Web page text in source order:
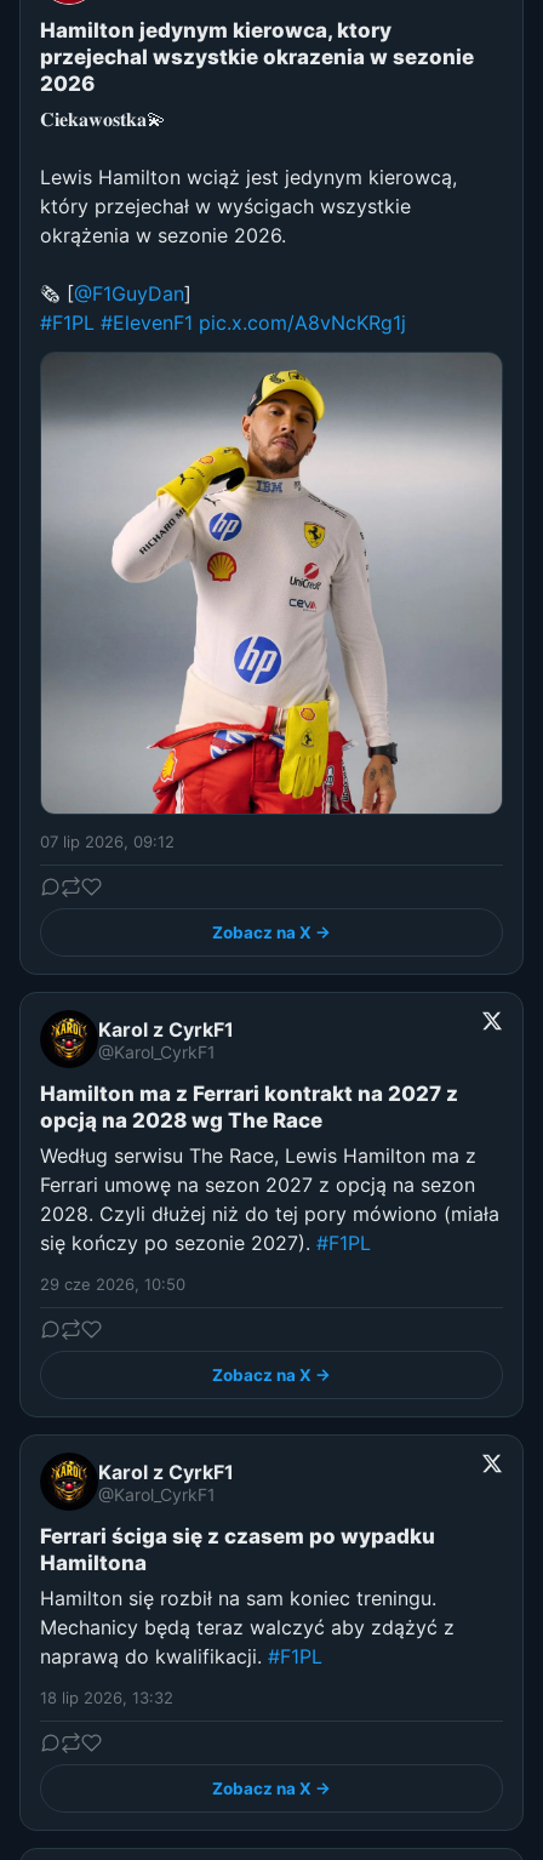
Hamilton jedynym kierowca, ktory
przejechal wszystkie okrazenia w sezonie
2026
𝐂𝐢𝐞𝐤𝐚𝐰𝐨𝐬𝐭𝐤𝐚💫
Lewis Hamilton wciąż jest jedynym kierowcą,
który przejechał w wyścigach wszystkie
okrążenia w sezonie 2026.
🗞️ [@F1GuyDan]
#F1PL #ElevenF1 pic.x.com/A8vNcKRg1j
07 lip 2026, 09:12
Zobacz na X →
Karol z CyrkF1
@Karol_CyrkF1
Hamilton ma z Ferrari kontrakt na 2027 z
opcją na 2028 wg The Race
Według serwisu The Race, Lewis Hamilton ma z
Ferrari umowę na sezon 2027 z opcją na sezon
2028. Czyli dłużej niż do tej pory mówiono (miała
się kończy po sezonie 2027). #F1PL
29 cze 2026, 10:50
Zobacz na X →
Karol z CyrkF1
@Karol_CyrkF1
Ferrari ściga się z czasem po wypadku
Hamiltona
Hamilton się rozbił na sam koniec treningu.
Mechanicy będą teraz walczyć aby zdążyć z
naprawą do kwalifikacji. #F1PL
18 lip 2026, 13:32
Zobacz na X →